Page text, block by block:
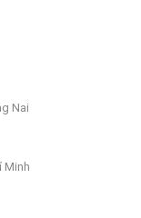
Nai
Minh